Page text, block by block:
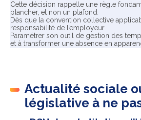
Cette décision rappelle une règle
plancher, et non un plafond.
Dès que la convention collective
responsabilité de l’employeur.
Paramétrer son outil de gestion des
et à transformer une absence en
Actualité sociale
législative à ne